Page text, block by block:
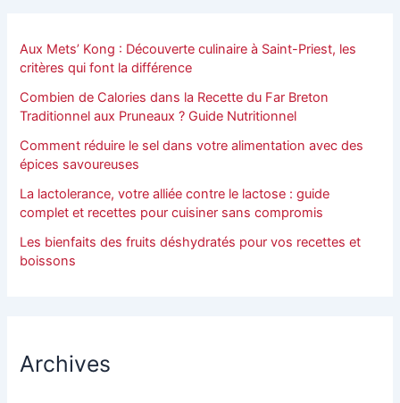
Aux Mets’ Kong : Découverte culinaire à Saint-Priest, les
critères qui font la différence
Combien de Calories dans la Recette du Far Breton
Traditionnel aux Pruneaux ? Guide Nutritionnel
Comment réduire le sel dans votre alimentation avec des
épices savoureuses
La lactolerance, votre alliée contre le lactose : guide
complet et recettes pour cuisiner sans compromis
Les bienfaits des fruits déshydratés pour vos recettes et
boissons
Archives